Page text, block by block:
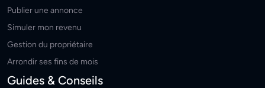
Publier une annonce
Simuler mon revenu
Gestion du propriétaire
Arrondir ses fins de mois
Guides & Conseils